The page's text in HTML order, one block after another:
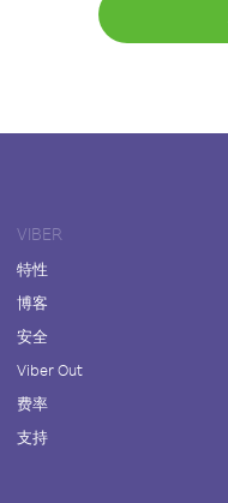
VIBER
特性
博客
安全
Viber Out
费率
支持